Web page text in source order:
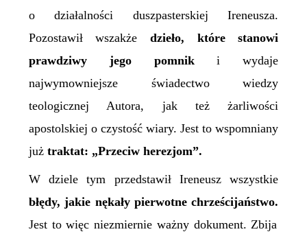
o działalności duszpasterskiej Ireneusza.
Pozostawił wszakże dzieło, które stanowi
prawdziwy jego pomniki wydaje
najwymowniejsze świadectwo wiedzy
teologicznej Autora, jak też żarliwości
apostolskiej o czystość wiary.Jest to wspomniany
jużtraktat: „Przeciw herezjom”.
W dziele tym przedstawił Ireneusz wszystkie
błędy, jakie nękały pierwotne chrześcijaństwo.
Jest to więc niezmiernie ważny dokument. Zbija